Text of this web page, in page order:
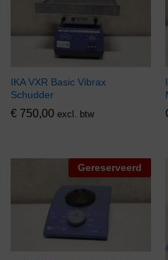
IKA VXR Basic Vibrax
Schudder
€ 750,00 excl. btw
Gereserveerd